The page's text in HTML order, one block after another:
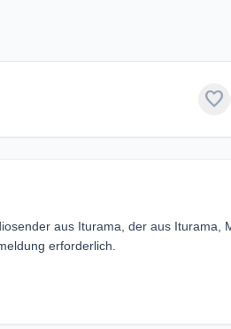
favorite
aus Iturama, der aus Iturama,
erforderlich.